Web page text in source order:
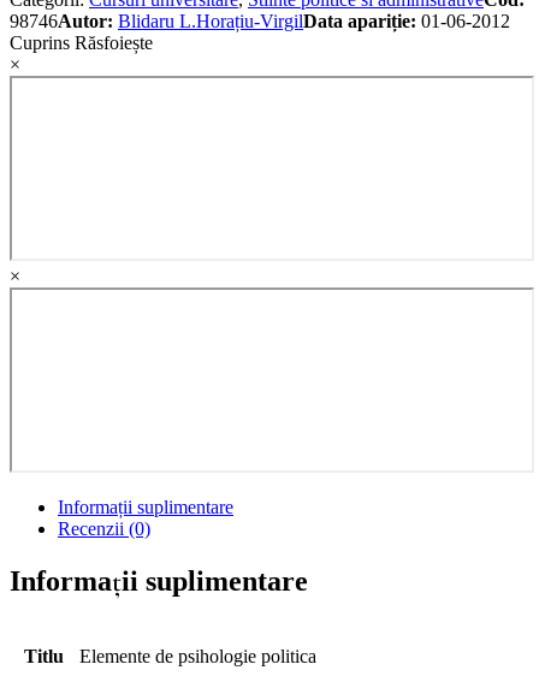
98746Autor: Blidaru L.Horațiu-VirgilData apariție: 01-06-2012
Cuprins Răsfoiește
×
×
Informații suplimentare
Recenzii (0)
Informații suplimentare
Titlu Elemente de psihologie politica